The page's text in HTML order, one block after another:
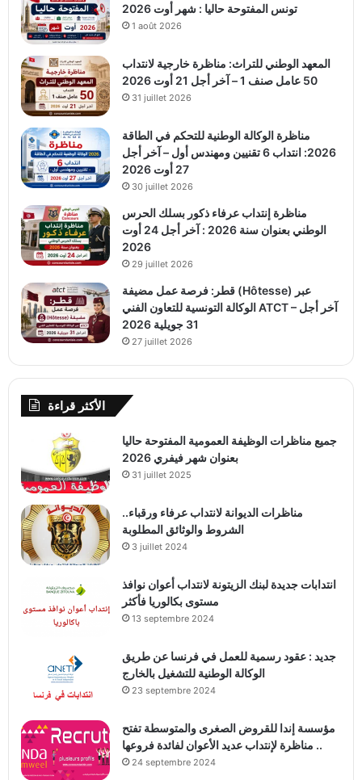
تونس المفتوحة حاليا : شهر أوت 2026
1 août 2026
المعهد الوطني للتراث: مناظرة خارجية لانتداب
50 عامل صنف 1 – آخر أجل 21 أوت 2026
31 juillet 2026
مناظرة الوكالة الوطنية للتحكم في الطاقة
2026: انتداب 6 تقنيين ومهندس أول – آخر أجل
27 أوت 2026
30 juillet 2026
مناظرة إنتداب عرفاء ذكور بسلك الحرس
الوطني بعنوان سنة 2026 : آخر أجل 24 أوت
2026
29 juillet 2026
قطر: فرصة عمل مضيفة (Hôtesse) عبر
الوكالة التونسية للتعاون الفني ATCT – آخر أجل
31 جويلية 2026
27 juillet 2026
الأكثر قراءة
جميع مناظرات الوظيفة العمومية المفتوحة حاليا
بعنوان شهر فيفري 2026
31 juillet 2025
مناظرات الديوانة لانتداب عرفاء ورقباء..
الشروط والوثائق المطلوبة
3 juillet 2024
انتدابات جديدة لبنك الزيتونة لانتداب أعوان نوافذ
مستوى بكالوريا فأكثر
13 septembre 2024
جديد : عقود رسمية للعمل في فرنسا عن طريق
الوكالة الوطنية للتشغيل بالخارج
23 septembre 2024
مؤسسة إندا للقروض الصغرى والمتوسطة تفتح
مناظرة لإنتداب عديد الأعوان لفائدة فروعها ..
24 septembre 2024